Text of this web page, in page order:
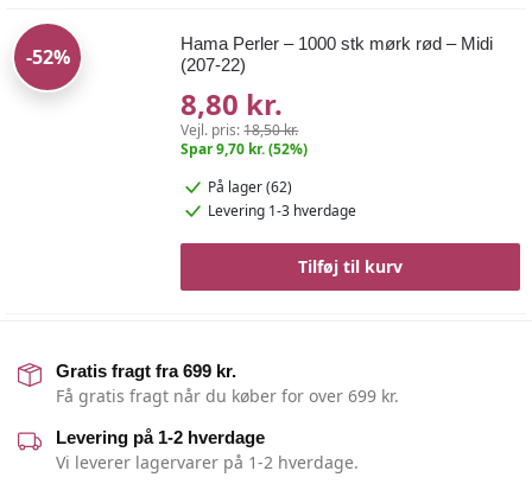
-52%
Hama Perler – 1000 stk mørk rød – Midi
(207-22)
8,80 kr.
Vejl. pris:18,50 kr.
Spar 9,70 kr. (52%)
På lager (62)
Levering 1-3 hverdage
Tilføj til kurv
Gratis fragt fra 699 kr.
Få gratis fragt når du køber for over 699 kr.
Levering på 1-2 hverdage
Vi leverer lagervarer på 1-2 hverdage.